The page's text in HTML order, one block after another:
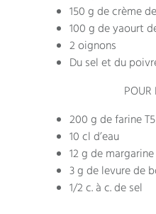
150 g de crème
100 g de yaourt
2 oignons
Du sel et du
POUR
200 g de farine
10 cl d’eau
12 g de margarine
3 g de levure de
1/2 c. à c. de sel